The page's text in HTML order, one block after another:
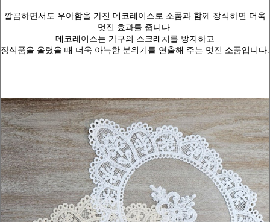
깔끔하면서도 우아함을 가진 데코레이스로 소품과 함께 장식하면 더욱
멋진 효과를 줍니다.
데코레이스는 가구의 스크래치를 방지하고
장식품을 올렸을 때 더욱 아늑한 분위기를 연출해 주는 멋진 소품입니다.